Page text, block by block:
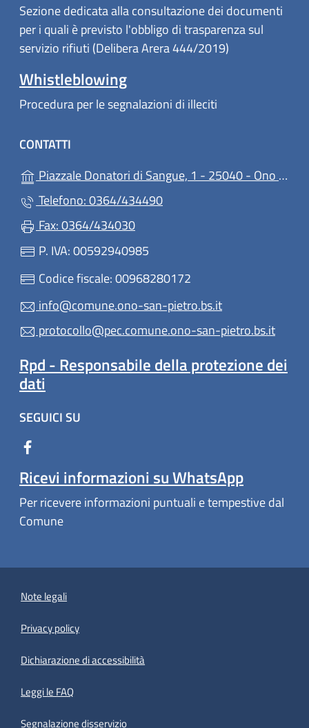
Sezione dedicata alla consultazione dei documenti
per i quali è previsto l'obbligo di trasparenza sul
servizio rifiuti (Delibera Arera 444/2019)
Whistleblowing
Procedura per le segnalazioni di illeciti
CONTATTI
Piazzale Donatori di Sangue, 1 - 25040 - Ono San Pietro
Telefono: 0364/434490
Fax: 0364/434030
P. IVA: 00592940985
Codice fiscale: 00968280172
info@comune.ono-san-pietro.bs.it
protocollo@pec.comune.ono-san-pietro.bs.it
Rpd - Responsabile della protezione dei
dati
SEGUICI SU
Ricevi informazioni su WhatsApp
Per ricevere informazioni puntuali e tempestive dal
Comune
Note legali
Privacy policy
Dichiarazione di accessibilità
Leggi le FAQ
Segnalazione disservizio